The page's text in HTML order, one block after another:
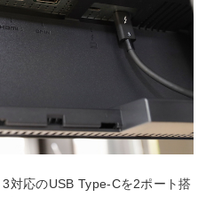
対応のUSB Type-Cを2ポート搭